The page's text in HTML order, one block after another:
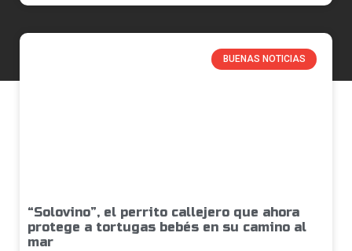
BUENAS NOTICIAS
“Solovino”, el perrito callejero que ahora
protege a tortugas bebés en su camino al
mar